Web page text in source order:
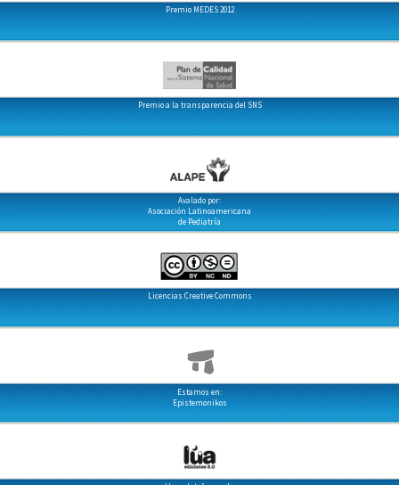
Premio MEDES 2012
Premio a la transparencia del SNS
Avalado por:
Asociación Latinoamericana
de Pediatría
Licencias Creative Commons
Estamos en:
Epistemonikos